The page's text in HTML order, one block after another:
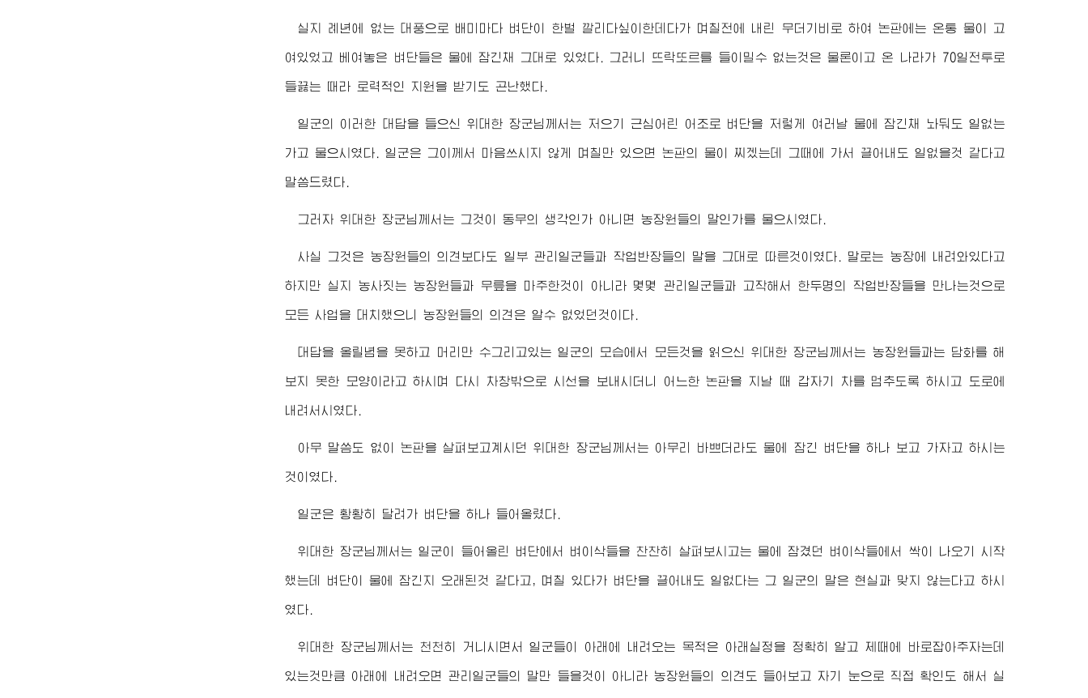
실지 례년에 없는 대풍으로 배미마다 벼단이 한벌 깔리다싶이한데다가 며칠전에 내린 무더기비로 하여 논판에는 온통 물이 고
여있었고 베여놓은 벼단들은 물에 잠긴채 그대로 있었다. 그러니 뜨락또르를 들이밀수 없는것은 물론이고 온 나라가 70일전투로
들끓는 때라 로력적인 지원을 받기도 곤난했다.
일군의 이러한 대답을 들으신위대한 장군님께서는 저으기 근심어린 어조로 벼단을 저렇게 여러날 물에 잠긴채 놔둬도 일없는
가고 물으시였다. 일군은 그이께서 마음쓰시지 않게 며칠만 있으면 논판의 물이 찌겠는데 그때에 가서 끌어내도 일없을것 같다고
말씀드렸다.
그러자 위대한 장군님께서 는 그것이 동무의 생각인가 아니면 농장원들의 말인가를 물으시였다.
사실 그것은 농장원들의 의견보다도 일부 관리일군들과 작업반장들의 말을 그대로 따른것이였다. 말로는 농장에 내려와있다고
하지만 실지 농사짓는 농장원들과 무릎을 마주한것이 아니라 몇몇 관리일군들과 고작해서 한두명의 작업반장들을 만나는것으로
모든 사업을 대치했으니 농장원들의 의견은 알수 없었던것이다.
대답을 올릴념을 못하고 머리만 수그리고있는 일군의 모습에서 모든것을 읽으신위대한 장군님께서는 농장원들과는 담화를 해
보지 못한 모양이라고 하시며 다시 차창밖으로 시선을 보내시더니 어느한 논판을 지날 때 갑자기 차를 멈추도록 하시고 도로에
내려서시였다.
아무 말씀도 없이 논판을 살펴보고계시던위대한 장군님께서 는 아무리 바쁘더라도 물에 잠긴 벼단을 하나 보고 가자고 하시는
것이였다.
일군은 황황히 달려가 벼단을 하나 들어올렸다.
위대한 장군님께서는 일군이 들어올린 벼단에서 벼이삭들을 찬찬히 살펴보시고는 물에 잠겼던 벼이삭들에서 싹이 나오기 시작
했는데 벼단이 물에 잠긴지 오래된것 같다고, 며칠 있다가 벼단을 끌어내도 일없다는 그 일군의 말은 현실과 맞지 않는다고 하시
였다.
위대한 장군님께서 는 천천히 거니시면서 일군들이 아래에 내려오는 목적은 아래실정을 정확히 알고 제때에 바로잡아주자는데
있는것만큼 아래에 내려오면 관리일군들의 말만 들을것이 아니라 농장원들의 의견도 들어보고 자기 눈으로 직접 확인도 해서 실